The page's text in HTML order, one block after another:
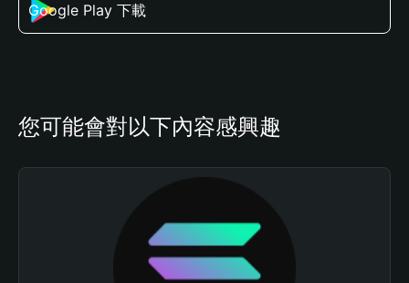
Google Play 下載
您可能會對以下內容感興趣